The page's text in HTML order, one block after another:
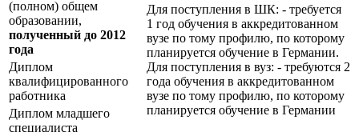
(полном) общем
образовании,
полученный до 2012
года
Для поступления в ШК: - требуется
1 год обучения в аккредитованном
вузе по тому профилю, по которому
планируется обучение в Германии.
Для поступления в вуз: - требуются 2
года обучения в аккредитованном
вузе по тому профилю, по которому
планируется обучение в Германии
Диплом
квалифицированного
работника
Диплом младшего
специалиста